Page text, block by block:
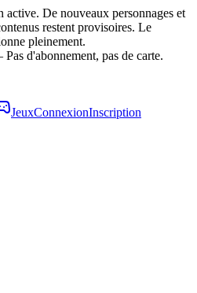
De nouveaux personnages et
restent provisoires. Le
pleinement.
Pas d'abonnement, pas de carte.
JeuxConnexionInscription